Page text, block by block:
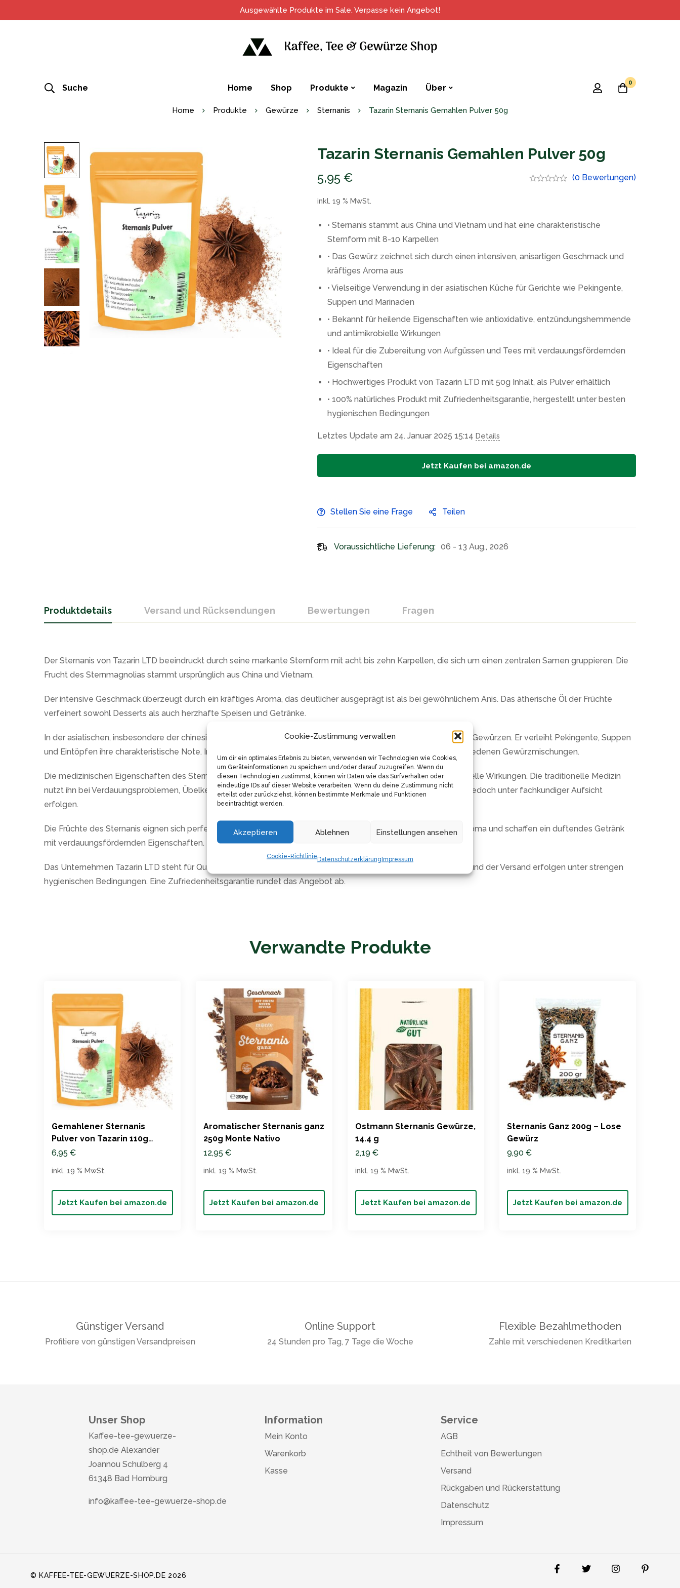
Cookie-Zustimmung verwalten
Um dir ein optimales Erlebnis zu bieten, verwenden wir Technologien wie Cookies,
um Geräteinformationen zu speichern und/oder darauf zuzugreifen. Wenn du
diesen Technologien zustimmst, können wir Daten wie das Surfverhalten oder
eindeutige IDs auf dieser Website verarbeiten. Wenn du deine Zustimmung nicht
erteilst oder zurückziehst, können bestimmte Merkmale und Funktionen
beeinträchtigt werden.
Akzeptieren Ablehnen Einstellungen ansehen
Cookie-RichtlinieDatenschutzerklärungImpressum
Ausgewählte Produkte im Sale. Verpasse kein Angebot!
Suche Home Shop Produkte Magazin Über
0
Home Produkte Gewürze Sternanis Tazarin Sternanis Gemahlen Pulver 50g
Tazarin Sternanis Gemahlen Pulver 50g
5,95 € (0 Bewertungen)
inkl. 19 % MwSt.
• Sternanis stammt aus China und Vietnam und hat eine charakteristische
Sternform mit 8-10 Karpellen
• Das Gewürz zeichnet sich durch einen intensiven, anisartigen Geschmack und
kräftiges Aroma aus
• Vielseitige Verwendung in der asiatischen Küche für Gerichte wie Pekingente,
Suppen und Marinaden
• Bekannt für heilende Eigenschaften wie antioxidative, entzündungshemmende
und antimikrobielle Wirkungen
• Ideal für die Zubereitung von Aufgüssen und Tees mit verdauungsfördernden
Eigenschaften
• Hochwertiges Produkt von Tazarin LTD mit 50g Inhalt, als Pulver erhältlich
• 100% natürliches Produkt mit Zufriedenheitsgarantie, hergestellt unter besten
hygienischen Bedingungen
Letztes Update am 24. Januar 2025 15:14 Details
Jetzt Kaufen bei amazon.de
Stellen Sie eine Frage Teilen
Voraussichtliche Lieferung: 06 - 13 Aug., 2026
Produktdetails Versand und Rücksendungen Bewertungen Fragen
Der Sternanis von Tazarin LTD beeindruckt durch seine markante Sternform mit acht bis zehn Karpellen, die sich um einen zentralen Samen gruppieren. Die
Frucht des Sternmagnolias stammt ursprünglich aus China und Vietnam.
Der intensive Geschmack überzeugt durch ein kräftiges Aroma, das deutlicher ausgeprägt ist als bei gewöhnlichem Anis. Das ätherische Öl der Früchte
verfeinert sowohl Desserts als auch herzhafte Speisen und Getränke.
In der asiatischen, insbesondere der chinesischen und vietnamesischen Küche, gehört Sternanis zu den Standard-Gewürzen. Er verleiht Pekingente, Suppen
und Eintöpfen ihre charakteristische Note. Im westlichen Raum findet er sich in Getränken wie Absinth und verschiedenen Gewürzmischungen.
Die medizinischen Eigenschaften des Sternanis umfassen antioxidative, entzündungshemmende und antimikrobielle Wirkungen. Die traditionelle Medizin
nutzt ihn bei Verdauungsproblemen, Übelkeit und Atemwegserkrankungen. Eine medizinische Anwendung sollte jedoch unter fachkundiger Aufsicht
erfolgen.
Die Früchte des Sternanis eignen sich perfekt für Tees und Aufgüsse. In heißem Wasser entfalten sie ihr volles Aroma und schaffen ein duftendes Getränk
mit verdauungsfördernden Eigenschaften.
Das Unternehmen Tazarin LTD steht für Qualitätsprodukte und sichere Anwendung. Die Herstellung, Verpackung und der Versand erfolgen unter strengen
hygienischen Bedingungen. Eine Zufriedenheitsgarantie rundet das Angebot ab.
Verwandte Produkte
Gemahlener Sternanis
Pulver von Tazarin 110g
Naturprodukt
6,95 €
Jetzt Kaufen bei amazon.de
inkl. 19 % MwSt.
Aromatischer Sternanis ganz
250g Monte Nativo
12,95 €
Jetzt Kaufen bei amazon.de
inkl. 19 % MwSt.
Ostmann Sternanis Gewürze,
14.4 g
2,19 €
Jetzt Kaufen bei amazon.de
inkl. 19 % MwSt.
Sternanis Ganz 200g – Lose
Gewürz
9,90 €
Jetzt Kaufen bei amazon.de
inkl. 19 % MwSt.
Günstiger Versand
Profitiere von günstigen Versandpreisen
Online Support
24 Stunden pro Tag, 7 Tage die Woche
Flexible Bezahlmethoden
Zahle mit verschiedenen Kreditkarten
Unser Shop
Kaffee-tee-gewuerze-
shop.de Alexander
Joannou Schulberg 4
61348 Bad Homburg
info@kaffee-tee-gewuerze-shop.de
Information
Mein Konto
Warenkorb
Kasse
Service
AGB
Echtheit von Bewertungen
Versand
Rückgaben und Rückerstattung
Datenschutz
Impressum
© KAFFEE-TEE-GEWUERZE-SHOP.DE 2026